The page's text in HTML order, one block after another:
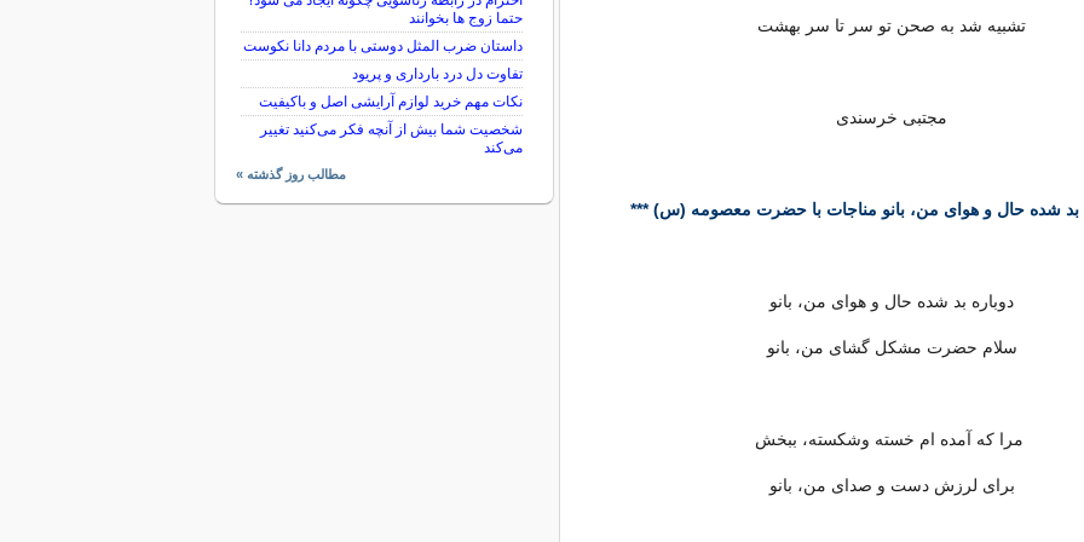
تشبیه شد به صحن تو سر تا سر بهشت
مجتبی خرسندی
بد شده حال و هوای من، بانو مناجات با حضرت معصومه (س) ***
دوباره بد شده حال و هوای من، بانو
سلام حضرت مشكل گشای من، بانو
مرا كه آمده ام خسته وشكسته، ببخش
برای لرزش دست و صدای من، بانو
حتما زوج ها بخوانند
داستان ضرب المثل دوستی با مردم دانا نكوست
تفاوت دل درد بارداری و پریود
نکات مهم خرید لوازم آرایشی اصل و باکیفیت
شخصیت شما بیش از آنچه فکر می‌کنید تغییر
می‌کند
مطالب روز گذشته »